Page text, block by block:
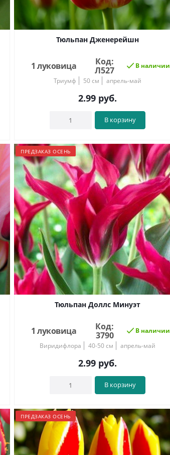
Тюльпан Дженерейшн
1 луковица
Код:
Л527
В наличии
Триумф
50 см апрель-май
2.99руб.
В корзину
ПРЕДЗАКАЗ ОСЕНЬ
Тюльпан Доллс Минуэт
1 луковица
Код:
3790
В наличии
Виридифлора
40-50 см апрель-май
2.99руб.
В корзину
ПРЕДЗАКАЗ ОСЕНЬ